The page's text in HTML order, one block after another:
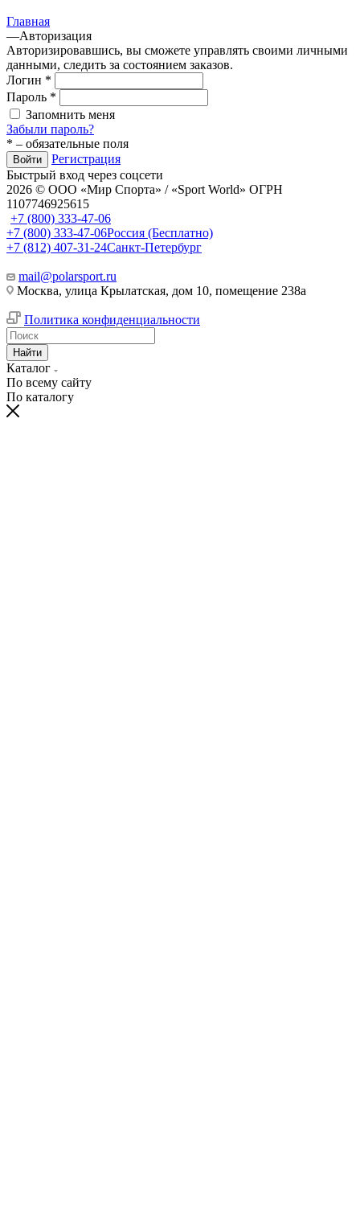
Главная
—Авторизация
Авторизировавшись, вы сможете управлять своими личными
данными, следить за состоянием заказов.
Логин *
Пароль *
Запомнить меня
Забыли пароль?
* – обязательные поля
Войти
Регистрация
Быстрый вход через соцсети
2026 © ООО «Мир Спорта» / «Sport World» ОГРН
1107746925615
+7 (800) 333-47-06
+7 (800) 333-47-06Россия (Бесплатно)
+7 (812) 407-31-24Санкт-Петербург
mail@polarsport.ru
Москва, улица Крылатская, дом 10, помещение 238а
Политика конфиденциальности
Найти
Каталог
По всему сайту
По каталогу